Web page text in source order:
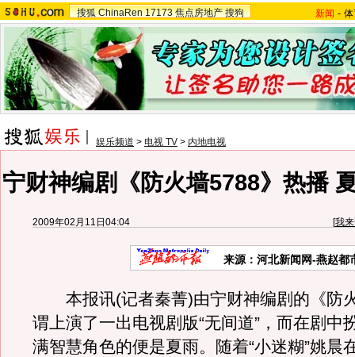
搜狐 ChinaRen 17173 焦点房地产 搜狗 新闻 -
娱乐频道 > 电视 TV > 内地电视
宁财神编剧《防火墙5788》热播
2009年02月11日04:04 [我
来源：河北新闻网-燕赵都
本报讯(记者秦菁)由宁财神编剧的《防
谓上演了一出电视剧版“无间道”，而在剧中
满智慧角色的便是夏雨。随着“小迷糊”姚晨